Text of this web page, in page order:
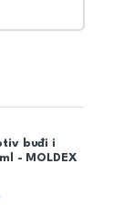
buđi i
- MOLDEX